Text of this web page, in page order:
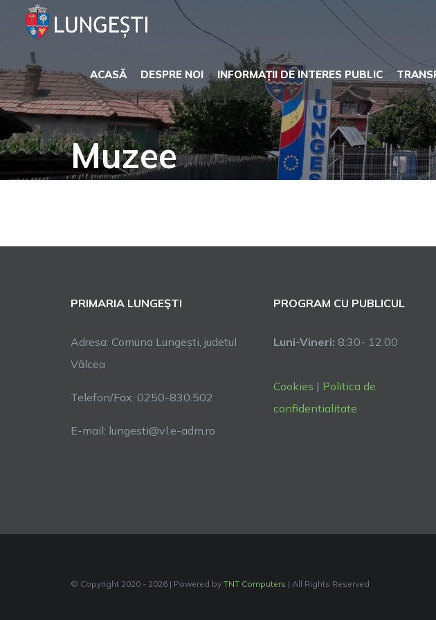
content
ACASĂ DESPRE NOI INFORMAȚII DE INTERES PUBLIC
Muzee
PRIMARIA LUNGEŞTI
Adresa: Comuna Lungești, judetul
Vâlcea
Telefon/Fax: 0250-830.502
E-mail: lungesti@vl.e-adm.ro
PROGRAM CU PUBLICUL
Luni-Vineri: 8:30- 12:00
Cookies | Politica de
confidentialitate
© Copyright 2020 - 2026 | Powered by TNT Computers | All Rights Reserved